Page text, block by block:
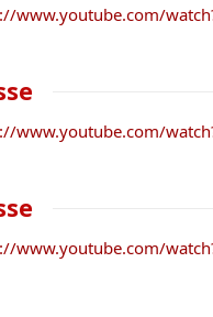
www.youtube.com/
www.youtube.com/
www.youtube.com/